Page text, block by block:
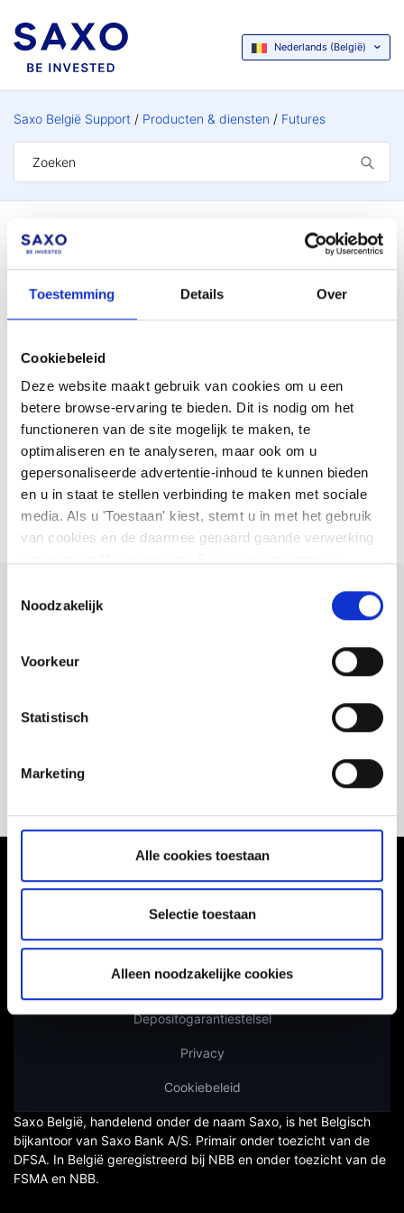
Toestemming Details Over
Cookiebeleid
Deze website maakt gebruik van cookies om u een
betere browse-ervaring te bieden. Dit is nodig om het
functioneren van de site mogelijk te maken, te
optimaliseren en te analyseren, maar ook om u
gepersonaliseerde advertentie-inhoud te kunnen bieden
en u in staat te stellen verbinding te maken met sociale
media. Als u 'Toestaan' kiest, stemt u in met het gebruik
van cookies en de daarmee gepaard gaande verwerking
kunt te allen tijde uw voorkeuren wijzigen of uw
instemming intrekken op de pagina met cookiebeleid. U
ons privacybeleid
hierbekijken
Noodzakelijk
Voorkeur
Statistisch
Marketing
Alle cookies toestaan
Selectie toestaan
Alleen noodzakelijke cookies
Nederlands (België)
Saxo België Support Producten & diensten Futures
Futures
Wat is een future?
Hoe beheer ik orders en posities in futures?
Hoe werkt de expiratieprocedure bij futures op
commodities en/of met fysieke levering?
Kunt u niet vinden wat u
Toegankelijkheidsverklaring
Risicowaarschuwing
Gebruikersvoorwaarden
Depositogarantiestelsel
Privacy
Cookiebeleid
Saxo België, handelend onder de naam Saxo, is het Belgisch
bijkantoor van Saxo Bank A/S. Primair onder toezicht van de
DFSA. In België geregistreerd bij NBB en onder toezicht van de
FSMA en NBB.